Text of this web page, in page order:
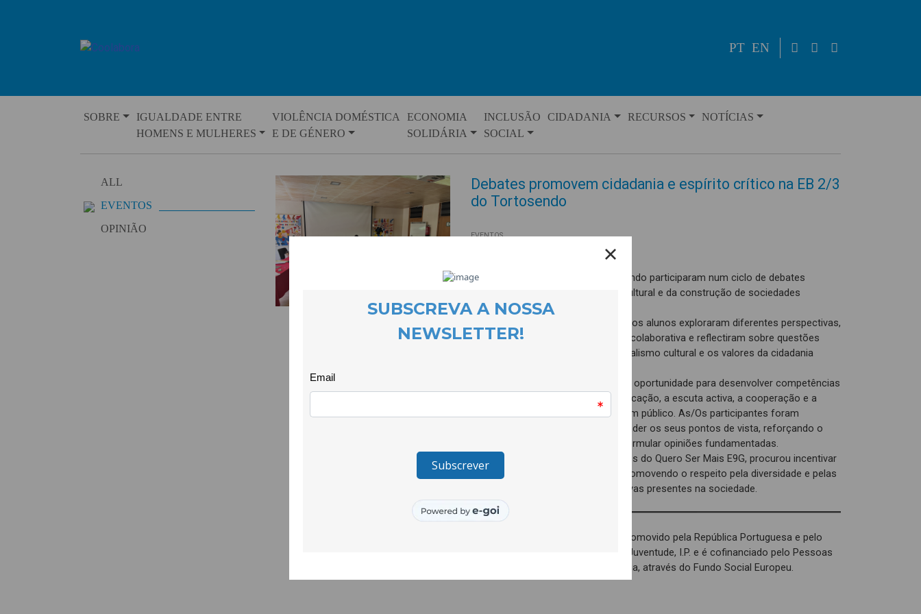
PT EN
SOBRE
IGUALDADE ENTRE
HOMENS E MULHERES
VIOLÊNCIA DOMÉSTICA
E DE GÉNERO
ECONOMIA
SOLIDÁRIA
INCLUSÃO
SOCIAL
CIDADANIA RECURSOS NOTÍCIAS
ALL
EVENTOS
OPINIÃO
Debates promovem cidadania e espírito crítico na EB 2/3
do Tortosendo
EVENTOS
Cinco turmas da EB 2/3 do Tortosendo participaram num ciclo de debates
dedicado ao tema da diversidade cultural e da construção de sociedades
democráticas.
Ao longo das sessões, as alunas e os alunos exploraram diferentes perspectivas,
construíram argumentos de forma colaborativa e reflectiram sobre questões
relacionadas com a inclusão, o pluralismo cultural e os valores da cidadania
Os debates constituíram ainda uma oportunidade para desenvolver competências
pessoais e sociais, como a comunicação, a escuta activa, a cooperação e a
confiança na expressão de ideias em público. As/Os participantes foram
desafiadas/os a apresentar e defender os seus pontos de vista, reforçando o
espírito crítico e a capacidade de formular opiniões fundamentadas.
A iniciativa, integrada nas actividades do Quero Ser Mais E9G, procurou incentivar
a participação activa dos jovens, promovendo o respeito pela diversidade e pelas
diferentes experiências e perspectivas presentes na sociedade.
O projecto Quero Ser Mais E9G é promovido pela República Portuguesa e pelo
Instituto Português do Desporto e Juventude, I.P. e é cofinanciado pelo Pessoas
2030, Portugal 2030 e União Europeia, através do Fundo Social Europeu.